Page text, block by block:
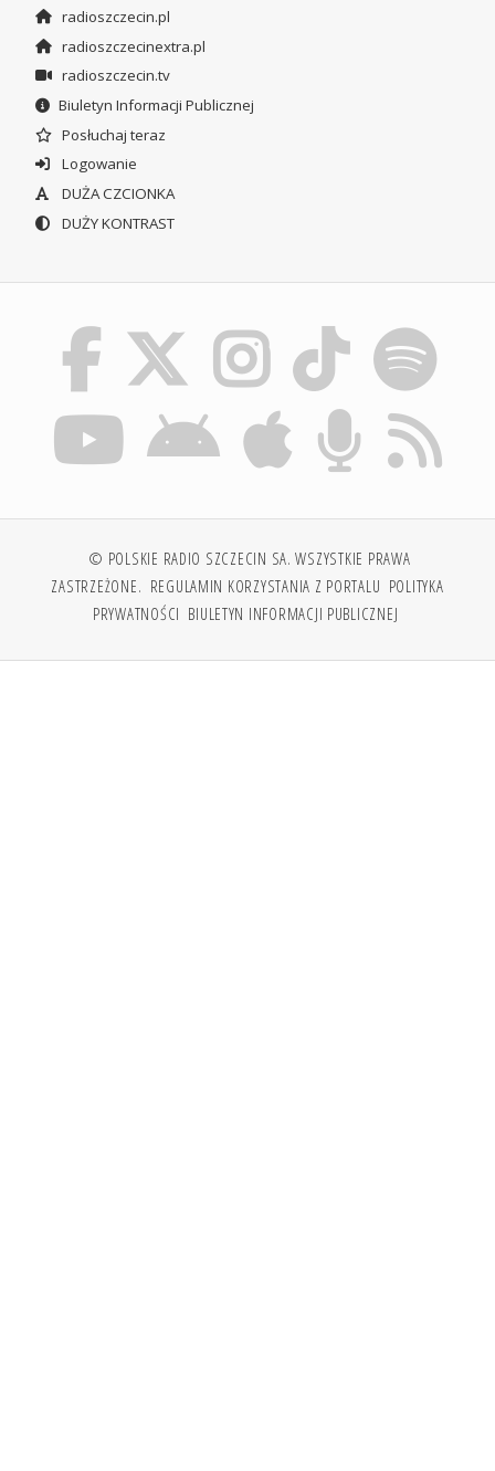
radioszczecin.pl
radioszczecinextra.pl
radioszczecin.tv
Biuletyn Informacji Publicznej
Posłuchaj teraz
Logowanie
DUŻA CZCIONKA
DUŻY KONTRAST
© POLSKIE RADIO SZCZECIN SA. WSZYSTKIE PRAWA
ZASTRZEŻONE. REGULAMIN KORZYSTANIA Z PORTALU POLITYKA
PRYWATNOŚCI BIULETYN INFORMACJI PUBLICZNEJ